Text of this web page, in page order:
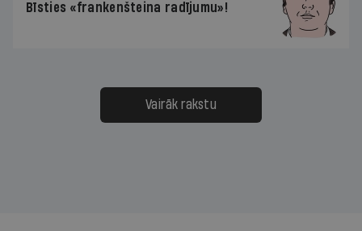
Bīsties «frankenšteina radījumu»!
Vairāk rakstu